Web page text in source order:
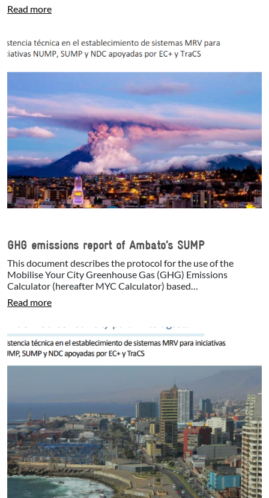
Read more
GHG emissions report of Ambato’s SUMP
This document describes the protocol for the use of the
Mobilise Your City Greenhouse Gas (GHG) Emissions
Calculator (hereafter MYC Calculator) based…
Read more